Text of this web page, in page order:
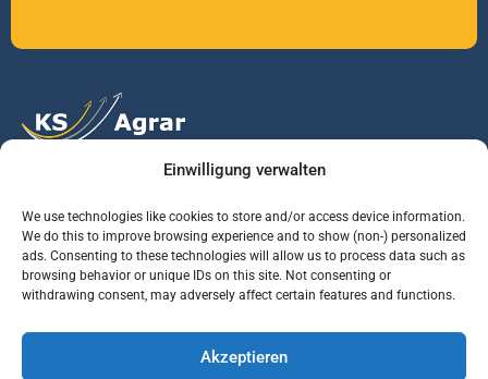
Einwilligung verwalten
We use technologies like cookies to store and/or access device information.
We do this to improve browsing experience and to show (non-) personalized
ads. Consenting to these technologies will allow us to process data such as
browsing behavior or unique IDs on this site. Not consenting or
withdrawing consent, may adversely affect certain features and functions.
Akzeptieren
Vertrauen Sie auf unsere Expertise im Agrarmarkt.
Services Jobs
Business Development
Informationen